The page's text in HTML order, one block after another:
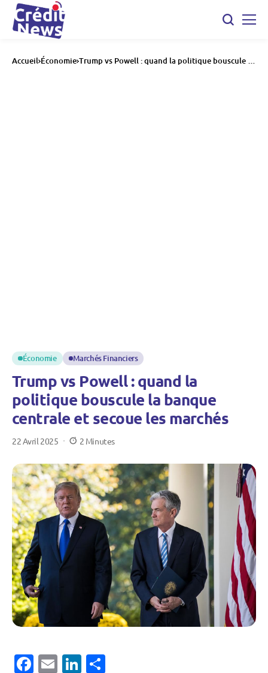
Accueil Économie Trump vs Powell : quand la politique bouscule la
banque centrale et secoue les marchés
Économie Marchés Financiers
Trump vs Powell : quand la
politique bouscule la banque
centrale et secoue les marchés
22 Avril 2025 2 Minutes
Facebook
EmailLinkedIn